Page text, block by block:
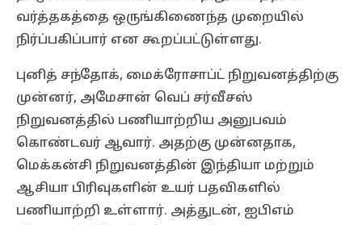
வர்த்தகத்தை ஒருங்கிணைந்த முறையில்
நிர்ப்பகிப்பார் என கூறப்பட்டுள்ளது.
புனித் சந்தோக், மைக்ரோசாப்ட் நிறுவனத்திற்கு
முன்னர், அமேசான் வெப் சர்வீசஸ்
நிறுவனத்தில் பணியாற்றிய அனுபவம்
கொண்டவர் ஆவார். அதற்கு முன்னதாக,
மெக்கன்சி நிறுவனத்தின் இந்தியா மற்றும்
ஆசியா பிரிவுகளின் உயர் பதவிகளில்
பணியாற்றி உள்ளார். அத்துடன், ஐபிஎம்